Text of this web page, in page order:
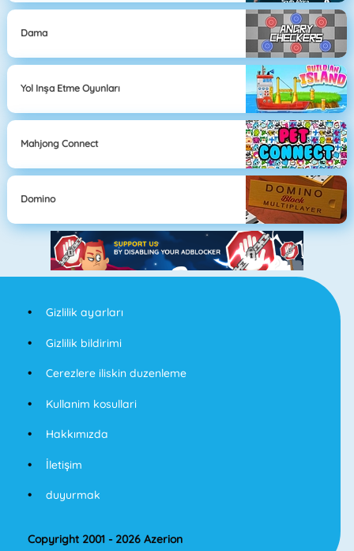
Dama
Yol Inşa Etme Oyunları
Mahjong Connect
Domino
Gizlilik ayarları
Gizlilik bildirimi
Cerezlere iliskin duzenleme
Kullanim kosullari
Hakkımızda
İletişim
duyurmak
Copyright 2001 - 2026 Azerion